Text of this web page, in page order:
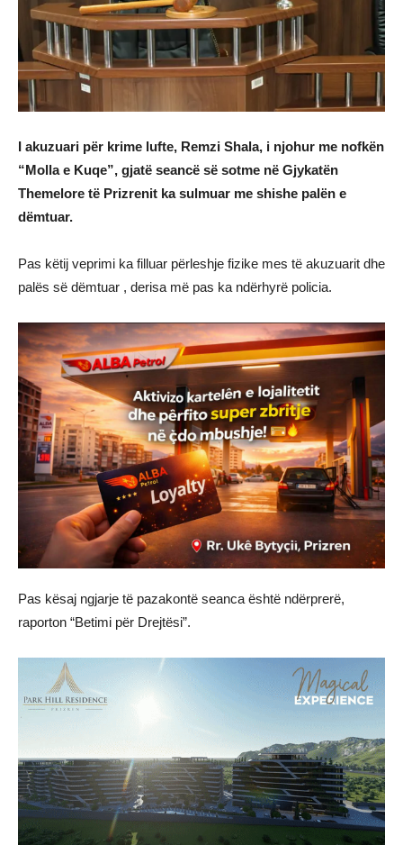
I akuzuari për krime lufte, Remzi Shala, i njohur me nofkën
“Molla e Kuqe”, gjatë seancë së sotme në Gjykatën
Themelore të Prizrenit ka sulmuar me shishe palën e
dëmtuar.
Pas këtij veprimi ka filluar përleshje fizike mes të akuzuarit dhe
palës së dëmtuar , derisa më pas ka ndërhyrë policia.
Pas kësaj ngjarje të pazakontë seanca është ndërprerë,
raporton “Betimi për Drejtësi”.